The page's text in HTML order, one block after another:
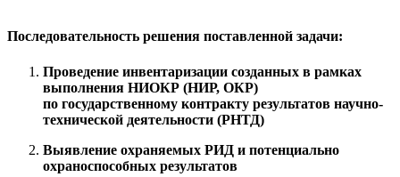
Последовательность решения поставленной задачи:
Проведение инвентаризации созданных в рамках
выполнения НИОКР (НИР, ОКР)
по государственному контракту результатов научно-
технической деятельности (РНТД)
Выявление охраняемых РИД и потенциально
охраноспособных результатов